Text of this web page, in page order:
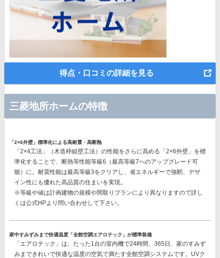
得点・口コミの詳細を見る
三菱地所ホームの特徴
「2×6外壁」標準化による高耐震・高断熱
「2×4工法」（木造枠組壁工法）の性能をさらに高める「2×6外壁」を標
準化することで、断熱等性能等級6（最高等級7へのアップグレード可
能）に。耐震性能は最高等級3をクリアし、省エネルギーで強靭、デザ
イン性にも優れた高品質の住まいを実現。
※等級や値は計画建物の規模や間取りプランにより異なりますので詳し
くは公式HPより問い合わせして下さい。
家中すみずみまで快適温度「全館空調エアロテック」が標準装備
「エアロテック」は、たった1台の室内機で24時間、365日、家のすみず
みまできれいで快適な温度の空気で満たす全館空調システムです。UVク